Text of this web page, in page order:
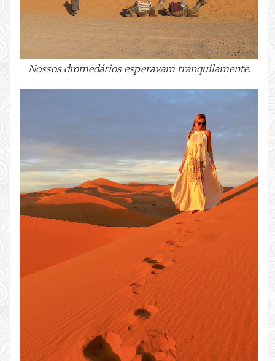
Nossos dromedários esperavam tranquilamente.